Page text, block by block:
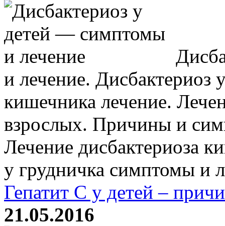
и лечение. Дисбактериоз
кишечника лечение.
взрослых. Причины и
Лечение дисбактериоза
у грудничка симптомы и
Гепатит С у детей –
21.05.2016